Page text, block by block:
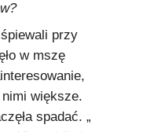
przy
w mszę
nimi większe.
spadać. „